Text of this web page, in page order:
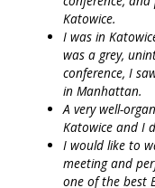
Katowice.
I was in
was a grey,
conference, I
in Manhattan.
A very well-
Katowice and I
I would like to
meeting and
one of the best